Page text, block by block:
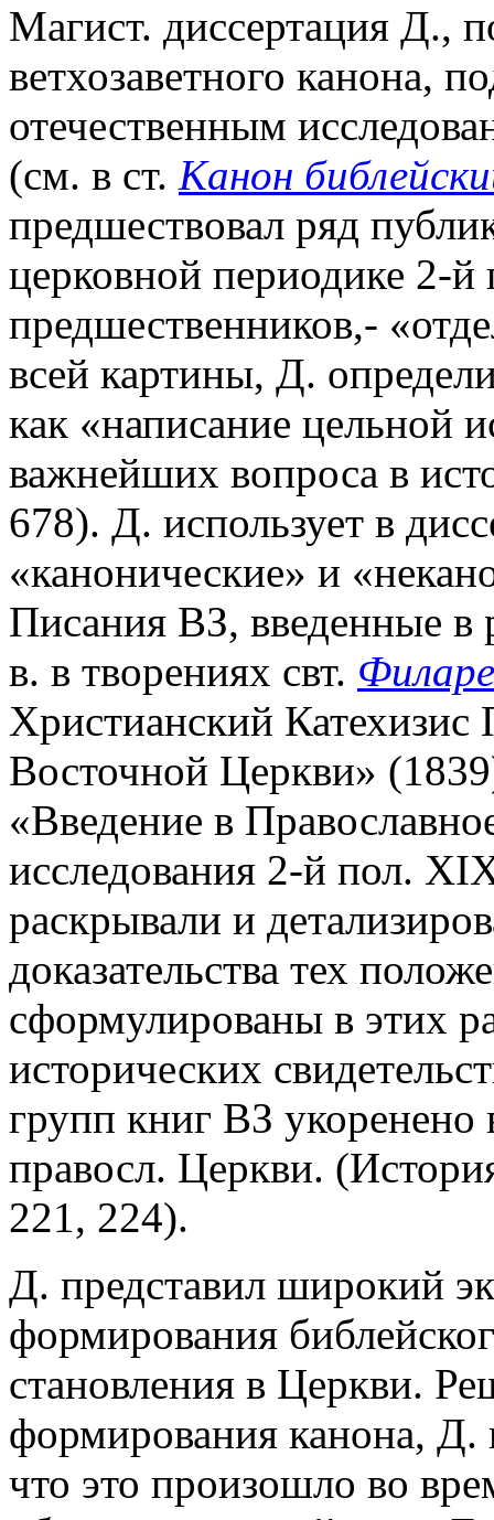
Магист. диссертация Д.,
ветхозаветного канона,
отечественным
(см. в ст. Канон
предшествовал ряд
церковной периодике 2-
предшественников,-
всей картины, Д.
как «написание цельной
важнейших вопроса в
678). Д. использует в
«канонические» и
Писания ВЗ, введенные в
в. в творениях свт.
Христианский
Восточной Церкви»
«Введение в
исследования 2-й пол.
раскрывали и
доказательства тех
сформулированы в этих
исторических
групп книг ВЗ
правосл. Церкви.
221, 224).
Д. представил широкий
формирования
становления в Церкви.
формирования канона, Д.
что это произошло во